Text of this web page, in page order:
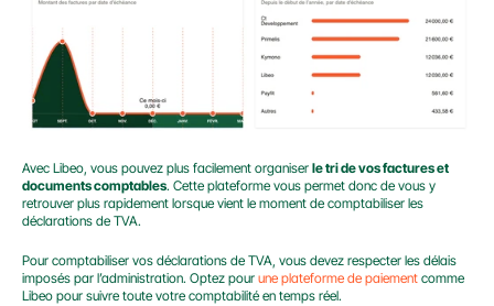
Avec Libeo, vous pouvez plus facilement organiser le tri de vos factures et
documents comptables. Cette plateforme vous permet donc de vous y
retrouver plus rapidement lorsque vient le moment de comptabiliser les
déclarations de TVA.
Pour comptabiliser vos déclarations de TVA, vous devez respecter les délais
imposés par l’administration. Optez pour une plateforme de paiement comme
Libeo pour suivre toute votre comptabilité en temps réel.